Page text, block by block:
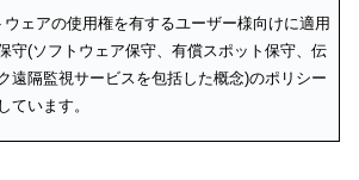
ェアの使用権を有するユーザー様向けに適用
守(ソフトウェア保守、有償スポット保守、伝
遠隔監視サービスを包括した概念)のポリシー
ています。